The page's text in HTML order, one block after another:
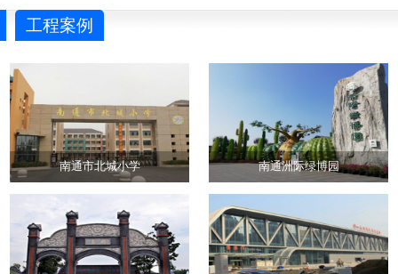
工程案例
南通市北城小学 南通洲际绿博园